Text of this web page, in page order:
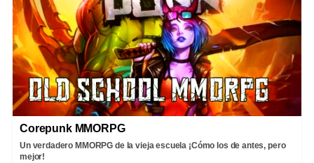
Corepunk MMORPG
Un verdadero MMORPG de la vieja escuela ¡Cómo los de antes, pero
mejor!